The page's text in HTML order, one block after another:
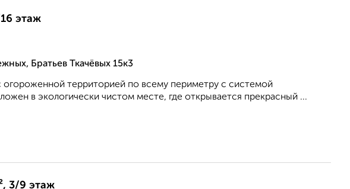
этаж
Братьев Ткачёвых 15к3
территорией по всему периметру с системой
в экологически чистом месте, где открывается прекрасный ...
3/9 этаж